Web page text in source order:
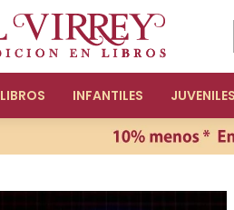
LIBROS INFANTILES JUVENILES